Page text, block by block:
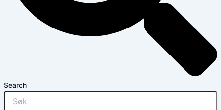
Search